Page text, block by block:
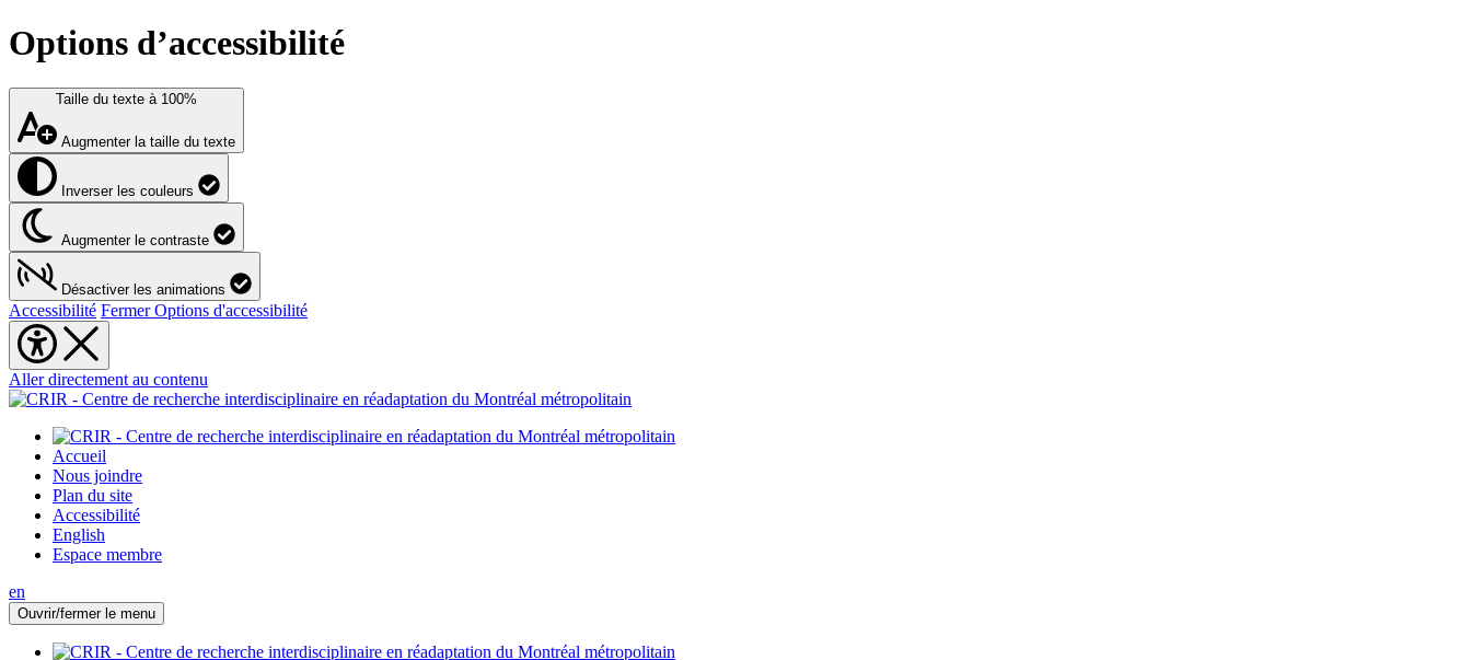
Options d’accessibilité
Taille du texte à 100%
Augmenter la taille du texte
Inverser les couleurs
Augmenter le contraste
Désactiver les animations
Accessibilité Fermer Options d'accessibilité
Aller directement au contenu
Accueil
Nous joindre
Plan du site
Accessibilité
English
Espace membre
en
Ouvrir/fermer le menu